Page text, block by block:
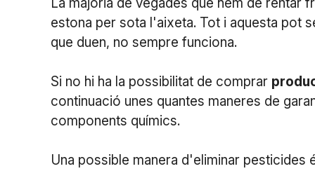
estona per sota l'aixeta. Tot i aquesta pot
que duen, no sempre funciona.
Si no hi ha la possibilitat de comprar
continuació unes quantes maneres de
components químics.
Una possible manera d'eliminar pesticides